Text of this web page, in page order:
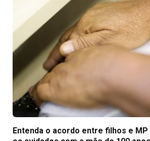
Entenda o acordo entre filhos e